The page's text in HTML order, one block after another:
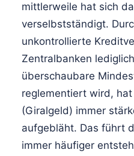
mittlerweile hat sich
verselbstständigt.
unkontrollierte
Zentralbanken
überschaubare
reglementiert wird,
(Giralgeld) immer
aufgebläht. Das führt
immer häufiger